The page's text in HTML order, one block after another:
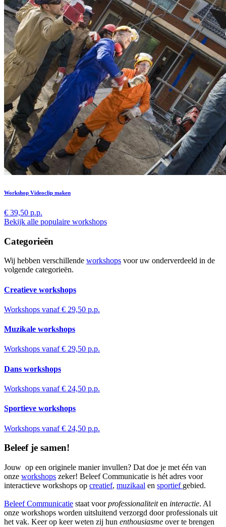
Workshop Videoclip maken
€ 39,50 p.p.
Bekijk alle populaire workshops
Categorieën
Wij hebben verschillende workshops voor uw onderverdeeld in de
volgende categorieën.
Creatieve workshops
Workshops vanaf € 29,50 p.p.
Muzikale workshops
Workshops vanaf € 29,50 p.p.
Dans workshops
Workshops vanaf € 24,50 p.p.
Sportieve workshops
Workshops vanaf € 24,50 p.p.
Beleef je samen!
Jouw op een originele manier invullen? Dat doe je met één van
onze workshops zeker! Beleef Communicatie is hét adres voor
interactieve workshops op creatief, muzikaal en sportief gebied.
Beleef Communicatie staat voorprofessionaliteiten interactie. Al
onze workshops worden uitsluitend verzorgd door professionals uit
het vak. Keer op keer weten zij hun enthousiasme over te brengen